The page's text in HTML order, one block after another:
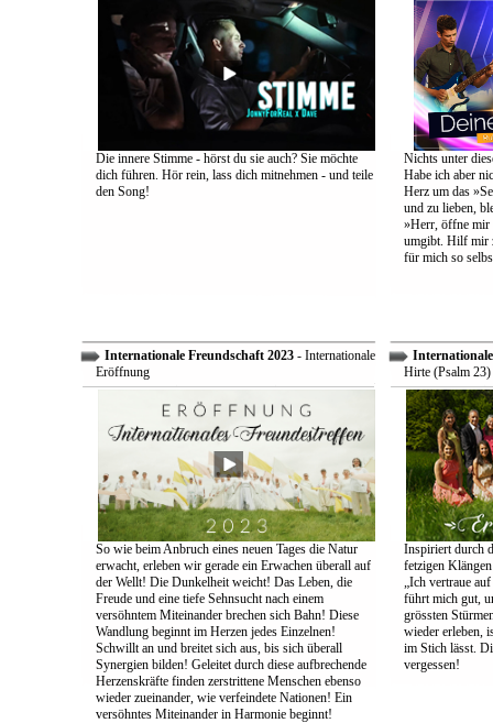
Die innere Stimme - hörst du sie auch? Sie möchte
dich führen. Hör rein, lass dich mitnehmen - und teile
den Song!
Nichts unter
Habe ich aber
Herz um das
und zu lieben,
»Herr, öffne mir
umgibt. Hilf mir
für mich so
Internationale Freundschaft 2023- Internationale
Eröffnung
So wie beim Anbruch eines neuen Tages die Natur
erwacht, erleben wir gerade ein Erwachen überall auf
der Wellt! Die Dunkelheit weicht! Das Leben, die
Freude und eine tiefe Sehnsucht nach einem
versöhntem Miteinander brechen sich Bahn! Diese
Wandlung beginnt im Herzen jedes Einzelnen!
Schwillt an und breitet sich aus, bis sich überall
Synergien bilden! Geleitet durch diese aufbrechende
Herzenskräfte finden zerstrittene Menschen ebenso
wieder zueinander, wie verfeindete Nationen! Ein
versöhntes Miteinander in Harmonie beginnt!
Hirte (Psalm 23)
Inspiriert durch
fetzigen
„Ich vertraue
führt mich gut,
grössten
wieder erleben,
im Stich lässt.
vergessen!